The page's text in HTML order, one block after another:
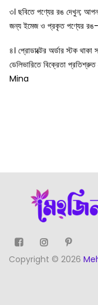
৩। ছবিতে পণ্যের রঙ দেখুন;
জন্য ইমেজ ও প্রকৃত পণ্যের রঙ-
৪। প্রোডাক্টের অর্ডার স্টক থাকা
ডেলিভারিতে বিক্রেতা প্রতিশ্রুত
Mina
Copyright © 2026